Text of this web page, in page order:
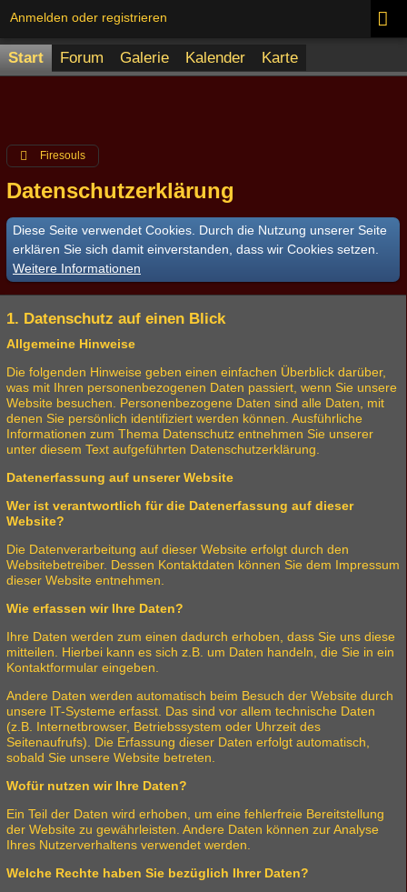
Anmelden oder registrieren
Start Forum Galerie Kalender Karte
Firesouls
Datenschutzerklärung
Diese Seite verwendet Cookies. Durch die Nutzung unserer Seite
erklären Sie sich damit einverstanden, dass wir Cookies setzen.
Weitere Informationen
1. Datenschutz auf einen Blick
Allgemeine Hinweise
Die folgenden Hinweise geben einen einfachen Überblick darüber,
was mit Ihren personenbezogenen Daten passiert, wenn Sie unsere
Website besuchen. Personenbezogene Daten sind alle Daten, mit
denen Sie persönlich identifiziert werden können. Ausführliche
Informationen zum Thema Datenschutz entnehmen Sie unserer
unter diesem Text aufgeführten Datenschutzerklärung.
Datenerfassung auf unserer Website
Wer ist verantwortlich für die Datenerfassung auf dieser
Website?
Die Datenverarbeitung auf dieser Website erfolgt durch den
Websitebetreiber. Dessen Kontaktdaten können Sie dem Impressum
dieser Website entnehmen.
Wie erfassen wir Ihre Daten?
Ihre Daten werden zum einen dadurch erhoben, dass Sie uns diese
mitteilen. Hierbei kann es sich z.B. um Daten handeln, die Sie in ein
Kontaktformular eingeben.
Andere Daten werden automatisch beim Besuch der Website durch
unsere IT-Systeme erfasst. Das sind vor allem technische Daten
(z.B. Internetbrowser, Betriebssystem oder Uhrzeit des
Seitenaufrufs). Die Erfassung dieser Daten erfolgt automatisch,
sobald Sie unsere Website betreten.
Wofür nutzen wir Ihre Daten?
Ein Teil der Daten wird erhoben, um eine fehlerfreie Bereitstellung
der Website zu gewährleisten. Andere Daten können zur Analyse
Ihres Nutzerverhaltens verwendet werden.
Welche Rechte haben Sie bezüglich Ihrer Daten?